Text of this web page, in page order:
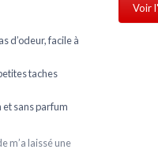
d’odeur, facile à
taches
sans parfum
m’a laissé une
Voir